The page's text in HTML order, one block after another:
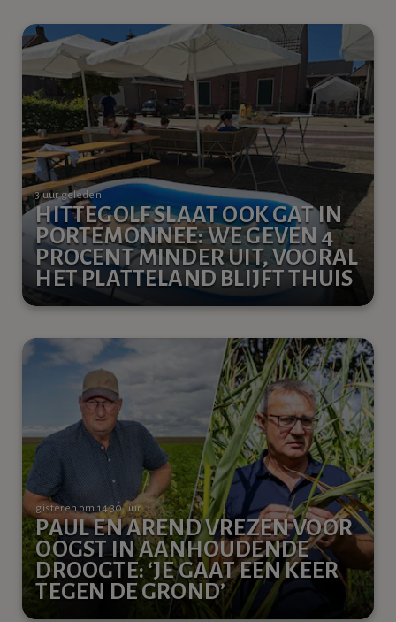
HITTEGOLF SLAAT OOK GAT IN
PORTEMONNEE: WE GEVEN 4
PROCENT MINDER UIT, VOORAL
HET PLATTELAND BLIJFT THUIS
3 uur geleden
PAUL EN AREND VREZEN VOOR
OOGST IN AANHOUDENDE
DROOGTE: ‘JE GAAT EEN KEER
TEGEN DE GROND’
gisteren om 14:30 uur